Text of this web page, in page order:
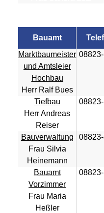
Bauamt
Marktbaumeister
und Amtsleier
Hochbau
Herr Ralf Bues
Tiefbau
Herr Andreas
Reiser
Bauverwaltung
Frau Silvia
Heinemann
Bauamt
Vorzimmer
Frau Maria
Heßler